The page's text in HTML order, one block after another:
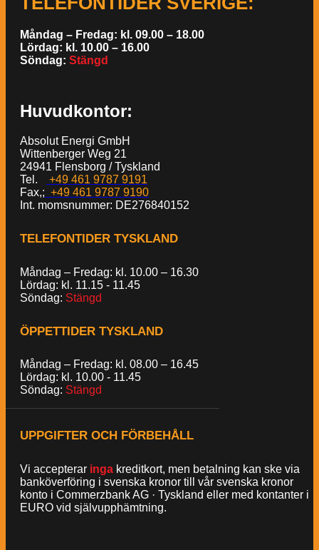
Måndag – Fredag: kl. 09.00 – 18.00
Lördag: kl. 10.00 – 16.00
Söndag: Stängd
Huvudkontor:
Absolut Energi GmbH
Wittenberger Weg 21
24941 Flensborg / Tyskland
Tel.
+49 461 9787 9191
Fax,; +49 461 9787 9190
Int. momsnummer: DE276840152
TELEFONTIDER TYSKLAND
Måndag – Fredag: kl. 10.00 – 16.30
Lördag: kl. 11.15 - 11.45
Söndag: Stängd
ÖPPETTIDER TYSKLAND
Måndag – Fredag: kl. 08.00 – 16.45
Lördag: kl. 10.00 - 11.45
Söndag: Stängd
UPPGIFTER OCH FÖRBEHÅLL
Vi accepterar inga kreditkort, men betalning kan ske via
banköverföring i svenska kronor till vår svenska kronor
konto i Commerzbank AG · Tyskland eller med kontanter i
EURO vid självupphämtning.